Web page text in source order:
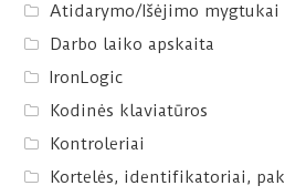
Atidarymo/Išėjimo mygtukai
Darbo laiko apskaita
IronLogic
Kodinės klaviatūros
Kontroleriai
Kortelės, identifikatoriai,